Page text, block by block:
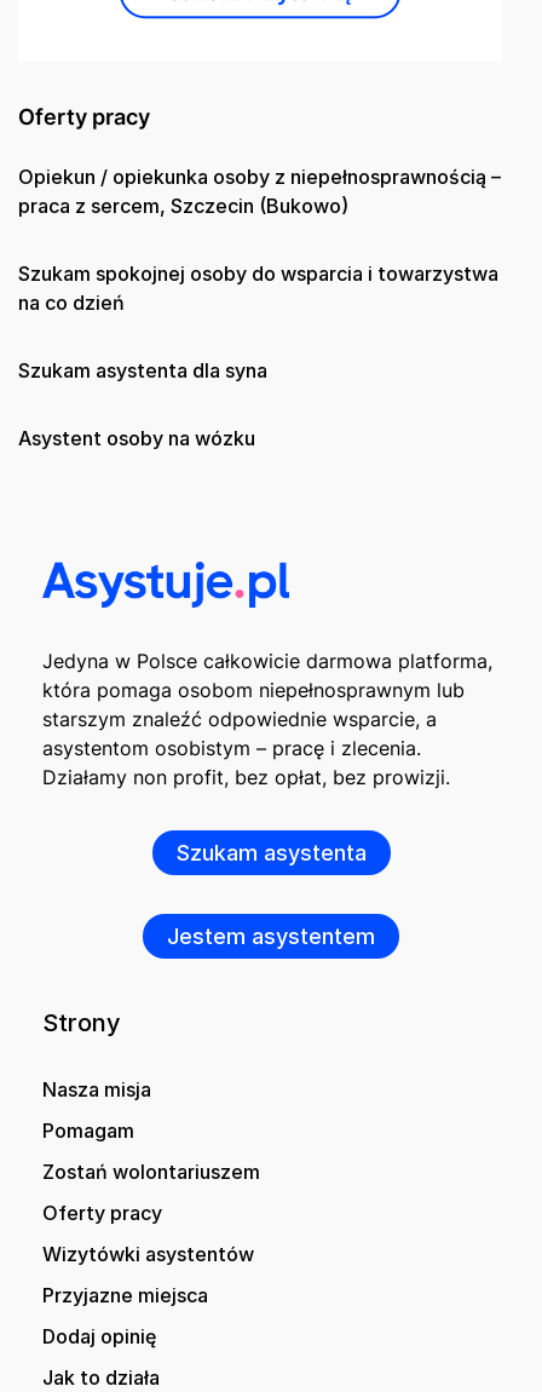
Oferty pracy
Opiekun / opiekunka osoby z niepełnosprawnością –
praca z sercem, Szczecin (Bukowo)
Szukam spokojnej osoby do wsparcia i towarzystwa
na co dzień
Szukam asystenta dla syna
Asystent osoby na wózku
Jedyna w Polsce całkowicie darmowa platforma,
która pomaga osobom niepełnosprawnym lub
starszym znaleźć odpowiednie wsparcie, a
asystentom osobistym – pracę i zlecenia.
Działamy non profit, bez opłat, bez prowizji.
Szukam asystenta
Jestem asystentem
Strony
Nasza misja
Pomagam
Zostań wolontariuszem
Oferty pracy
Wizytówki asystentów
Przyjazne miejsca
Dodaj opinię
Jak to działa